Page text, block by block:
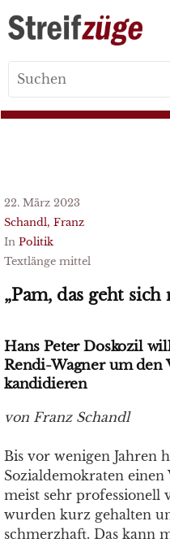
for:
22. März 2023
Schandl, Franz
In Politik
Textlänge mittel
„Pam, das geht
Hans Peter Doskozil
Rendi-Wagner um den
kandidieren
von Franz Schandl
Bis vor wenigen Jahren
Sozialdemokraten einen
meist sehr professionell
wurden kurz gehalten
schmerzhaft. Das kann